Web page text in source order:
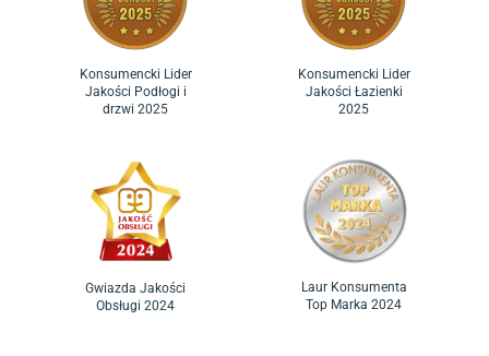
Konsumencki Lider
Jakości Podłogi i
drzwi 2025
Konsumencki Lider
Jakości Łazienki
2025
Gwiazda Jakości
Obsługi 2024
Laur Konsumenta
Top Marka 2024